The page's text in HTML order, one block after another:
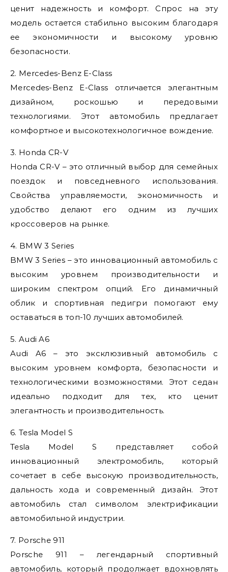
ценит надежность и комфорт. Спрос на эту
модель остается стабильно высоким благодаря
ее экономичности и высокому уровню
безопасности.
2. Mercedes-Benz E-Class
Mercedes-Benz E-Class отличается элегантным
дизайном, роскошью и передовыми
технологиями. Этот автомобиль предлагает
комфортное и высокотехнологичное вождение.
3. Honda CR-V
Honda CR-V – это отличный выбор для семейных
поездок и повседневного использования.
Свойства управляемости, экономичность и
удобство делают его одним из лучших
кроссоверов на рынке.
4. BMW 3 Series
BMW 3 Series – это инновационный автомобиль с
высоким уровнем производительности и
широким спектром опций. Его динамичный
облик и спортивная педигри помогают ему
оставаться в топ-10 лучших автомобилей.
5. Audi A6
Audi A6 – это эксклюзивный автомобиль с
высоким уровнем комфорта, безопасности и
технологическими возможностями. Этот седан
идеально подходит для тех, кто ценит
элегантность и производительность.
6. Tesla Model S
Tesla Model S представляет собой
инновационный электромобиль, который
сочетает в себе высокую производительность,
дальность хода и современный дизайн. Этот
автомобиль стал символом электрификации
автомобильной индустрии.
7. Porsche 911
Porsche 911 – легендарный спортивный
автомобиль, который продолжает вдохновлять